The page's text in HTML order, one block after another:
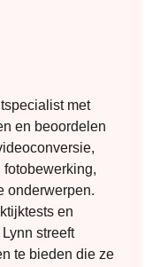
met
en beoordelen
onderwerpen.
en
streeft
te bieden die ze